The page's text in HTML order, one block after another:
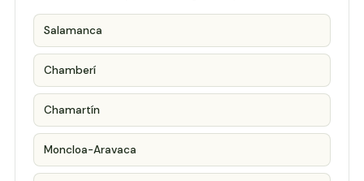
Salamanca
Chamberí
Chamartín
Moncloa-Aravaca